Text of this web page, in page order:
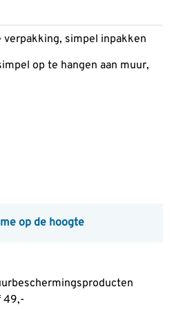
verpakking, simpel inpakken
op te hangen aan muur,
op de hoogte
op voorraad is:
49,-